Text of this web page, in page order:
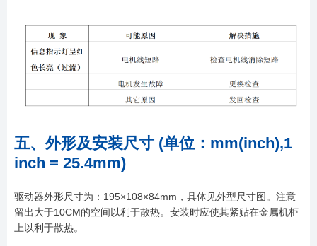
五、外形及安装尺寸 (单位：mm(inch),1
inch = 25.4mm)
驱动器外形尺寸为：195×108×84mm，具体见外型尺寸图。注意
留出大于10CM的空间以利于散热。安装时应使其紧贴在金属机柜
上以利于散热。